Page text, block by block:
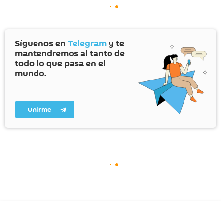
Síguenos en Telegram y te
mantendremos al tanto de
todo lo que pasa en el
mundo.
Unirme